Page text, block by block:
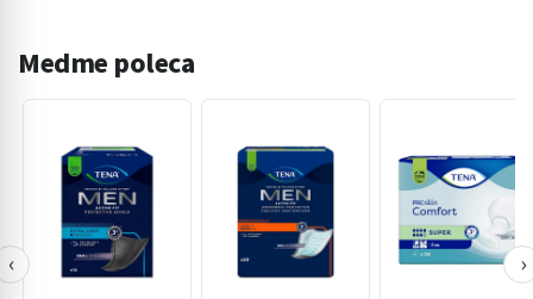
Medme poleca
‹ ›